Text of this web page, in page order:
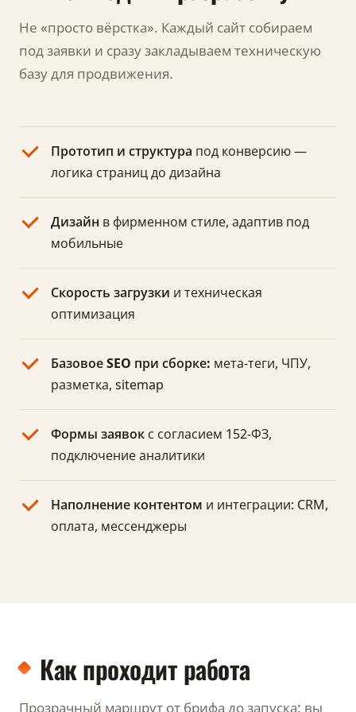
Не «просто вёрстка». Каждый сайт собираем
под заявки и сразу закладываем техническую
базу для продвижения.
Прототип и структура под конверсию —
логика страниц до дизайна
Дизайн в фирменном стиле, адаптив под
мобильные
Скорость загрузки и техническая
оптимизация
Базовое SEO при сборке: мета-теги, ЧПУ,
разметка, sitemap
Формы заявок с согласием 152-ФЗ,
подключение аналитики
Наполнение контентом и интеграции: CRM,
оплата, мессенджеры
Как проходит работа
Прозрачный маршрут от брифа до запуска: вы